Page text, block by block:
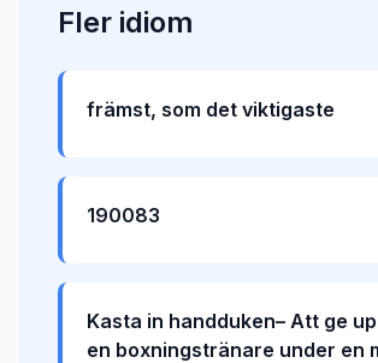
Fler idiom
främst, som det viktigaste
190083
Kasta in handduken– Att ge
en boxningstränare under en